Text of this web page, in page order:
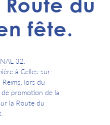
du
fête.
32.
à Celles-sur-
lors du
de promotion de la
la Route du